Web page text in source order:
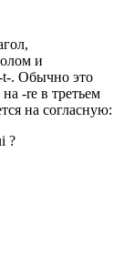
и
-t-. Обычно это
-rе в третьем
на согласную:
?